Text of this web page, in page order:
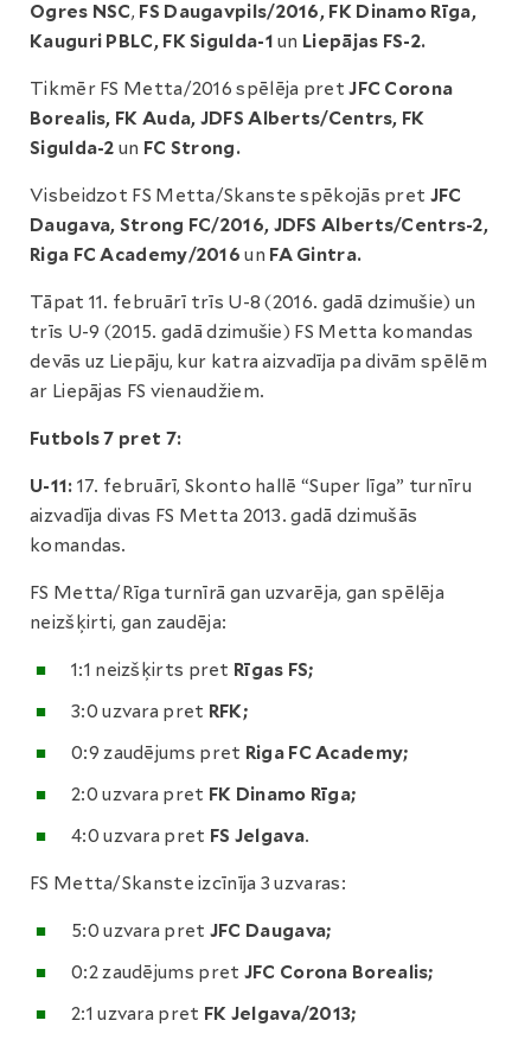
Ogres NSC, FS Daugavpils/2016, FK Dinamo Rīga,
Kauguri PBLC, FK Sigulda-1 un Liepājas FS-2.
Tikmēr FS Metta/2016 spēlēja pretJFC Corona
Borealis, FK Auda, JDFS Alberts/Centrs, FK
Sigulda-2 un FC Strong.
Visbeidzot FS Metta/Skanste spēkojās pret JFC
Daugava, Strong FC/2016, JDFS Alberts/Centrs-2,
Riga FC Academy/2016 un FA Gintra.
Tāpat 11. februārī trīs U-8 (2016. gadā dzimušie) un
trīs U-9 (2015. gadā dzimušie) FS Metta komandas
devās uz Liepāju, kur katra aizvadīja pa divām spēlēm
ar Liepājas FS vienaudžiem.
Futbols 7 pret 7:
U-11: 17. februārī, Skonto hallē “Super līga” turnīru
aizvadīja divas FS Metta 2013. gadā dzimušās
komandas.
FS Metta/Rīga turnīrā gan uzvarēja, gan spēlēja
neizšķirti, gan zaudēja:
1:1 neizšķirts pret Rīgas FS;
3:0 uzvara pret RFK;
0:9 zaudējums pret Riga FC Academy;
2:0 uzvara pret FK Dinamo Rīga;
4:0 uzvara pret FS Jelgava.
FS Metta/Skanste izcīnīja 3 uzvaras:
5:0 uzvara pret JFC Daugava;
0:2 zaudējums pret JFC Corona Borealis;
2:1 uzvara pret FK Jelgava/2013;